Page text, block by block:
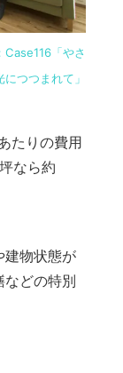
「やさ
につつまれて」
たりの費用
なら約
建物状態が
などの特別